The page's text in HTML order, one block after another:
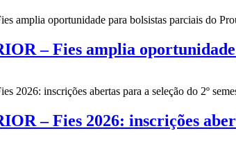
– Fies amplia
– Fies 2026: inscrições